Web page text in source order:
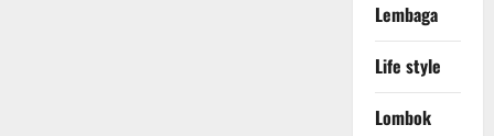
Lembaga
Life style
Lombok